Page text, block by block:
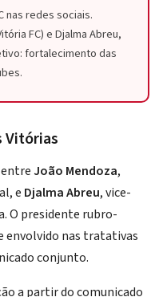
nas redes sociais.
FC) e Djalma Abreu,
fortalecimento das
Vitórias
João Mendoza,
e Djalma Abreu, vice-
O presidente rubro-
envolvido nas tratativas
conjunto.
a partir do comunicado